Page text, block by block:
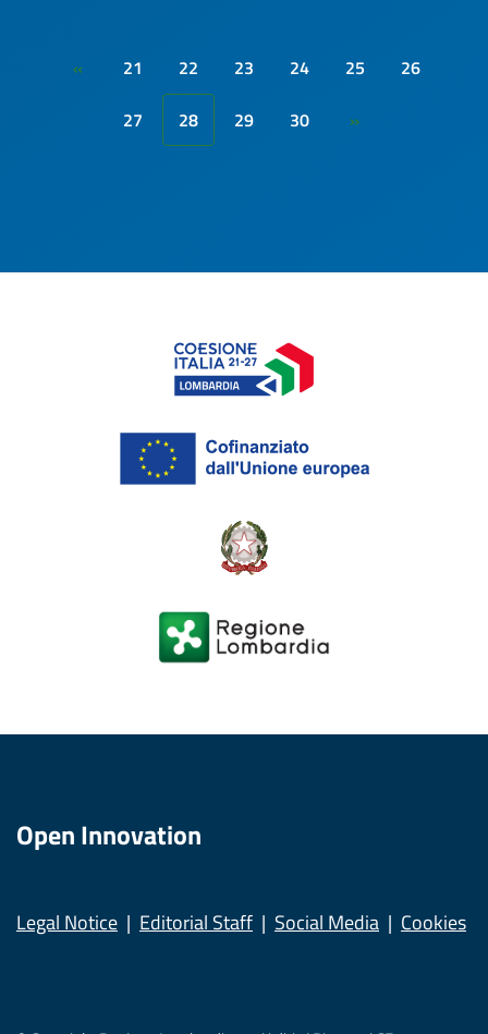
« 21 22 23 24 25
26
27
28 29 30 »
Open Innovation
Legal Notice Editorial Staff Social Media Cookies